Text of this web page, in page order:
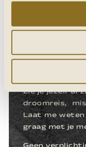
LATEN
Zie je jezelf al
droomreis,
Laat me
graag met je